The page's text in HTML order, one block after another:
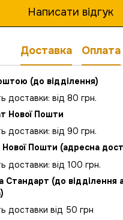
Написати відгук
Доставка Оплата
(до відділення)
доставки: від 80 грн.
Нової Пошти
доставки: від 90 грн.
Нової Пошти (адресна
доставки: від 100 грн.
Стандарт (до відділення
доставки від 50 грн